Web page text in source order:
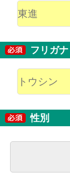
フリガナ
性別